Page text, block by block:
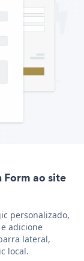
ao site
personalizado,
adicione
lateral,
local.